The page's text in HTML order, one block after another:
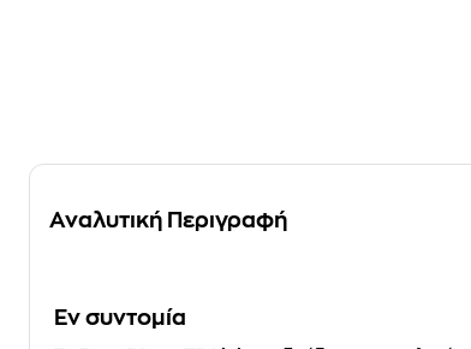
Αναλυτική Περιγραφή
Eν συντομία